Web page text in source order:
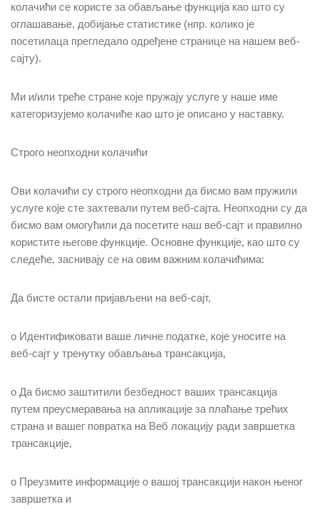
колачићи се користе за обављање функција као што су
оглашавање, добијање статистике (нпр. колико је
посетилаца прегледало одређене странице на нашем веб-
сајту).
Ми и/или треће стране које пружају услуге у наше име
категоризујемо колачиће као што је описано у наставку.
Строго неопходни колачићи
Ови колачићи су строго неопходни да бисмо вам пружили
услуге које сте захтевали путем веб-сајта. Неопходни су да
бисмо вам омогућили да посетите наш веб-сајт и правилно
користите његове функције. Основне функције, као што су
следеће, заснивају се на овим важним колачићима:
Да бисте остали пријављени на веб-сајт,
o Идентификовати ваше личне податке, које уносите на
веб-сајт у тренутку обављања трансакција,
o Да бисмо заштитили безбедност ваших трансакција
путем преусмеравања на апликације за плаћање трећих
страна и вашег повратка на Веб локацију ради завршетка
трансакције,
o Преузмите информације о вашој трансакцији након њеног
завршетка и